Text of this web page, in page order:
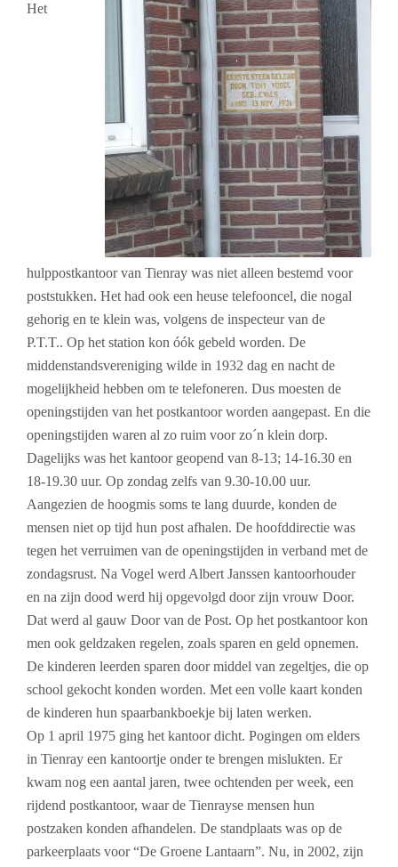
Het
hulppostkantoor van Tienray was niet alleen bestemd voor
poststukken. Het had ook een heuse telefooncel, die nogal
gehorig en te klein was, volgens de inspecteur van de
P.T.T.. Op het station kon óók gebeld worden. De
middenstandsvereniging wilde in 1932 dag en nacht de
mogelijkheid hebben om te telefoneren. Dus moesten de
openingstijden van het postkantoor worden aangepast. En die
openingstijden waren al zo ruim voor zo´n klein dorp.
Dagelijks was het kantoor geopend van 8-13; 14-16.30 en
18-19.30 uur. Op zondag zelfs van 9.30-10.00 uur.
Aangezien de hoogmis soms te lang duurde, konden de
mensen niet op tijd hun post afhalen. De hoofddirectie was
tegen het verruimen van de openingstijden in verband met de
zondagsrust. Na Vogel werd Albert Janssen kantoorhouder
en na zijn dood werd hij opgevolgd door zijn vrouw Door.
Dat werd al gauw Door van de Post. Op het postkantoor kon
men ook geldzaken regelen, zoals sparen en geld opnemen.
De kinderen leerden sparen door middel van zegeltjes, die op
school gekocht konden worden. Met een volle kaart konden
de kinderen hun spaarbankboekje bij laten werken.
Op 1 april 1975 ging het kantoor dicht. Pogingen om elders
in Tienray een kantoortje onder te brengen mislukten. Er
kwam nog een aantal jaren, twee ochtenden per week, een
rijdend postkantoor, waar de Tienrayse mensen hun
postzaken konden afhandelen. De standplaats was op de
parkeerplaats voor “De Groene Lantaarn”. Nu, in 2002, zijn